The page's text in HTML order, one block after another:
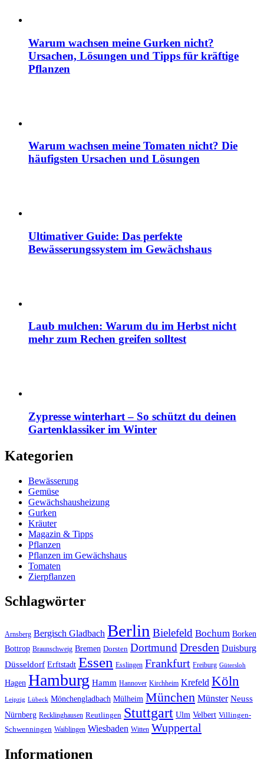
Warum wachsen meine Gurken nicht?
Ursachen, Lösungen und Tipps für kräftige
Pflanzen
Warum wachsen meine Tomaten nicht? Die
häufigsten Ursachen und Lösungen
Ultimativer Guide: Das perfekte
Bewässerungssystem im Gewächshaus
Laub mulchen: Warum du im Herbst nicht
mehr zum Rechen greifen solltest
Zypresse winterhart – So schützt du deinen
Gartenklassiker im Winter
Kategorien
Bewässerung
Gemüse
Gewächshausheizung
Gurken
Kräuter
Magazin & Tipps
Pflanzen
Pflanzen im Gewächshaus
Tomaten
Zierpflanzen
Schlagwörter
Arnsberg Bergisch Gladbach Berlin Bielefeld Bochum Borken
Bottrop Braunschweig Bremen Dorsten DortmundDresden Duisburg
Düsseldorf Erftstadt Essen Esslingen Frankfurt Freiburg Gütersloh
Hagen Hamburg Hamm Hannover Kirchheim Krefeld Köln
Leipzig Lübeck Mönchengladbach Mülheim München Münster Neuss
Nürnberg Recklinghausen Reutlingen Stuttgart Ulm Velbert Villingen-
Schwenningen Waiblingen Wiesbaden Witten Wuppertal
Informationen